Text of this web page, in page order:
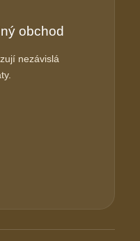
obchod
nezávislá